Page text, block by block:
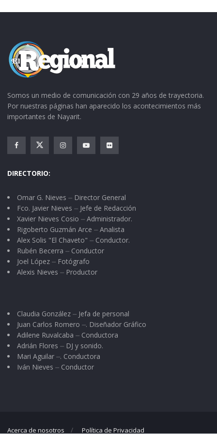
Lo de los sueldos, eso que ganan los regidores
50 % compensan el prejuicio que ocasionan al
erario,según el bajo desempeño y p
actividad que realizan.
Tags: auditoria contraloría tesorería
Somos un medio de comunicación con 29 años de trayectoria.
Por nuestras páginas han aparecido los acontecimientos más
importantes de Nayarit.
DIRECTORIO:
Omar G. Nieves ⏤ Director General
Fco. Javier Nieves ⏤ Jefe de Redacción
Xavier Nieves Cosio ⏤ Administrador.
Rigoberto Guzmán Arce ⏤ Analista
Alex Solis "El Chaveto" ⏤ Conductor.
Rubén Becerra ⏤ Conductor
Joel López ⏤ Fotógrafo
Alexis Nieves ⏤ Productor
Claudia González ⏤ Jefa de personal
Juan Carlos Romero ⏤. Diseñador Gráfico
Adilene Ruvalcaba ⏤ Conductora
Adrián Flores ⏤ DJ y sonido.
Mari Aguilar ⏤. Conductora
Iván Nieves ⏤ Conductor
Acerca de nosotros Política de Privacidad